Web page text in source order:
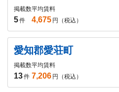
掲載数
5件
平均賃料
4,675 円（税込）
愛知郡愛荘町
掲載数
13件
平均賃料
7,206 円（税込）